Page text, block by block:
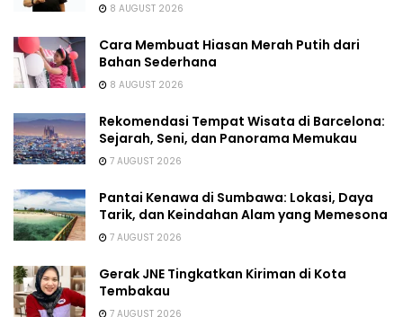
8 AUGUST 2026
Cara Membuat Hiasan Merah Putih dari
Bahan Sederhana
8 AUGUST 2026
Rekomendasi Tempat Wisata di Barcelona:
Sejarah, Seni, dan Panorama Memukau
7 AUGUST 2026
Pantai Kenawa di Sumbawa: Lokasi, Daya
Tarik, dan Keindahan Alam yang Memesona
7 AUGUST 2026
Gerak JNE Tingkatkan Kiriman di Kota
Tembakau
7 AUGUST 2026